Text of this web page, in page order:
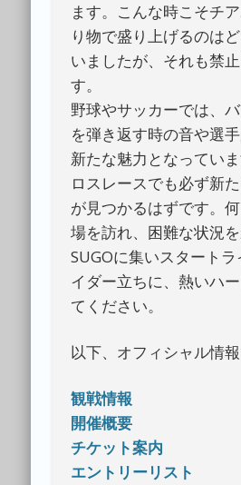
ます。こんな時こそチ
り物で盛り上げるのは
いましたが、それも禁
す。
野球やサッカーでは、
を弾き返す時の音や選
新たな魅力となってい
ロスレースでも必ず新
が見つかるはずです。
場を訪れ、困難な状況
SUGOに集いスタート
イダー立ちに、熱いハ
てください。
以下、オフィシャル情報
観戦情報
開催概要
チケット案内
エントリーリスト